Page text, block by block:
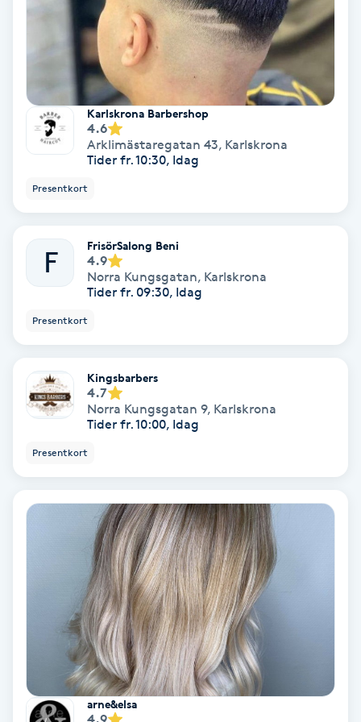
Fotvård
Fransar
Fransfärgning
Fransförlängning
Fransförlängning Volym
Fransk manikyr
Fransrengöring
Frekvensterapi
Friskvårdsmassage
Funktionsanalys
Karlskrona Barbershop
4.6
Arklimästaregatan 43, Karlskrona
Tider fr. 10:30, Idag
Presentkort
F
FrisörSalong Beni
4.9
Norra Kungsgatan, Karlskrona
Tider fr. 09:30, Idag
Presentkort
Kingsbarbers
4.7
Norra Kungsgatan 9, Karlskrona
Tider fr. 10:00, Idag
Presentkort
arne&elsa
4.9